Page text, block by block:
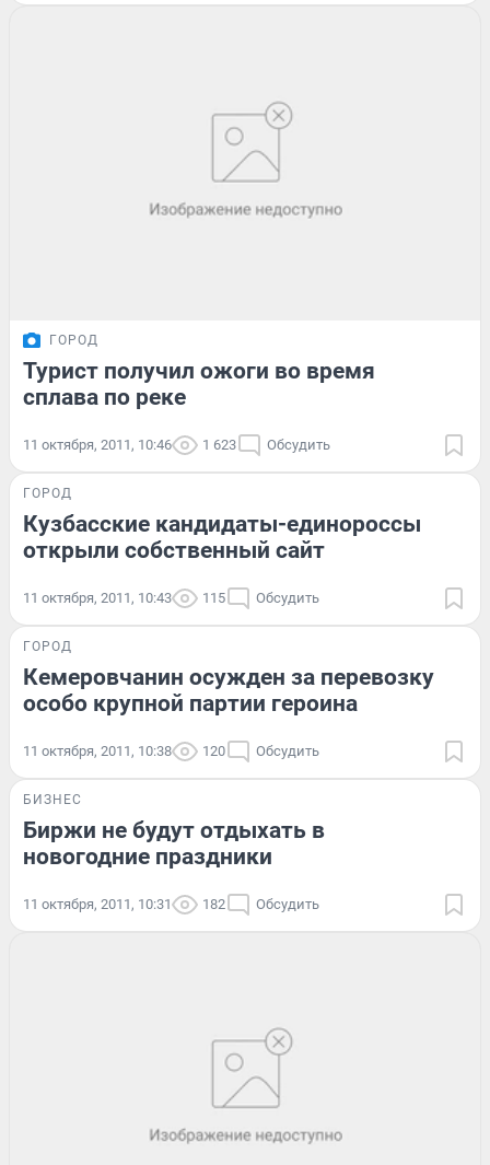
ГОРОД
Турист получил ожоги во время
сплава по реке
11 октября, 2011, 10:46 1 623 Обсудить
ГОРОД
Кузбасские кандидаты-единороссы
открыли собственный сайт
11 октября, 2011, 10:43 115 Обсудить
ГОРОД
Кемеровчанин осужден за перевозку
особо крупной партии героина
11 октября, 2011, 10:38 120 Обсудить
БИЗНЕС
Биржи не будут отдыхать в
новогодние праздники
11 октября, 2011, 10:31 182 Обсудить